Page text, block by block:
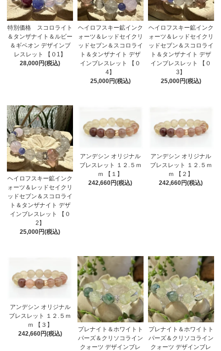
特別価格 スコロライト
＆タンザナイト＆ルビー
＆ギベオン デザインブ
レスレット 【０1】
28,000円(税込)
ヘイロフスキー鉱インク
ォーツ＆レッドセイクリ
ッドセブン＆スコロライ
ト＆タンザナイト デザ
インブレスレット 【０
4】
25,000円(税込)
ヘイロフスキー鉱インク
ォーツ＆レッドセイクリ
ッドセブン＆スコロライ
ト＆タンザナイト デザ
インブレスレット 【０
3】
25,000円(税込)
ヘイロフスキー鉱インク
ォーツ＆レッドセイクリ
ッドセブン＆スコロライ
ト＆タンザナイト デザ
インブレスレット 【０
2】
25,000円(税込)
アンデシン オリジナル
ブレスレット １２.５ｍ
ｍ 【１】
242,660円(税込)
アンデシン オリジナル
ブレスレット １２.５ｍ
ｍ 【２】
242,660円(税込)
アンデシン オリジナル
ブレスレット １２.５ｍ
ｍ 【３】
242,660円(税込)
プレナイト＆ホワイトト
パーズ＆クリソコライン
クォーツ デザインブレ
プレナイト＆ホワイトト
パーズ＆クリソコライン
クォーツ デザインブレ